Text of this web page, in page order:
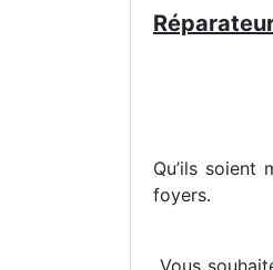
Qu’ils
foyers.
Vous